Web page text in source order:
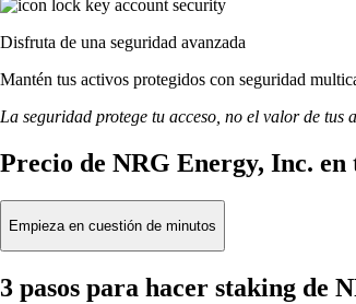
Disfruta de una seguridad avanzada
Mantén tus activos protegidos con seguridad
La seguridad protege tu acceso, no el valor de
Precio de NRG Energy, Inc. en
Empieza en cuestión de minutos
3 pasos para hacer staking de